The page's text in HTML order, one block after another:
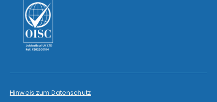
Hinweis zum Datenschutz